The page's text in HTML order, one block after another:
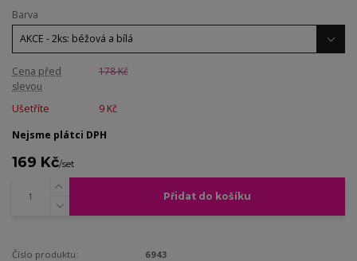
Barva
Cena před
slevou
178 Kč
Ušetříte
9 Kč
Nejsme plátci DPH
169 Kč/set
Přidat do košíku
Číslo produktu:
6943